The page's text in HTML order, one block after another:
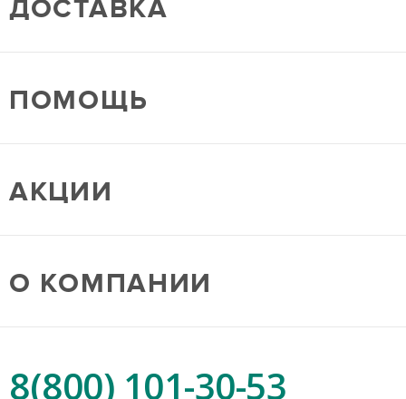
ДОСТАВКА
ПОМОЩЬ
АКЦИИ
О КОМПАНИИ
8(800) 101-30-53